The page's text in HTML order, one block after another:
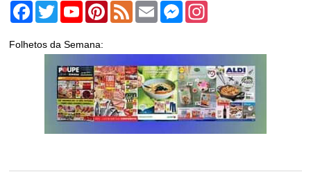
Facebook
TwitterYouTubePinterest
Feed Email Messenger
Folhetos da Semana: